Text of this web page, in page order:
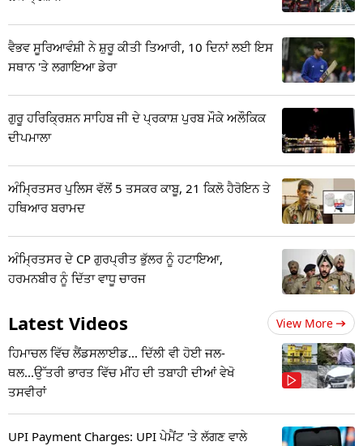
ਵੈਭਵ ਸੂਰਿਆਵੰਸ਼ੀ ਨੇ ਸ਼ੁਰੂ ਕੀਤੀ ਤਿਆਰੀ, 10 ਦਿਨਾਂ ਲਈ ਇਸ
ਸਥਾਨ 'ਤੇ ਲਗਾਇਆ ਡੇਰਾ
ਗੁਰੂ ਹਰਿਕ੍ਰਿਸ਼ਨ ਸਾਹਿਬ ਜੀ ਦੇ ਪ੍ਰਕਾਸ਼ ਪੁਰਬ ਮੌਕੇ ਅਲੌਕਿਕ
ਦੀਪਮਾਲਾ
ਅੰਮ੍ਰਿਤਸਰ ਪੁਲਿਸ ਵੱਲੋਂ 5 ਤਸਕਰ ਕਾਬੂ, 21 ਕਿਲੋ ਹੈਰੋਇਨ ਤੇ
ਹਥਿਆਰ ਬਰਾਮਦ
ਅੰਮ੍ਰਿਤਸਰ ਦੇ CP ਗੁਰਪ੍ਰੀਤ ਭੁੱਲਰ ਨੂੰ ਹਟਾਇਆ,
ਹਰਮਨਬੀਰ ਨੂੰ ਦਿੱਤਾ ਵਾਧੂ ਚਾਰਜ
Latest Videos View More
ਹਿਮਾਚਲ ਵਿੱਚ ਲੈਂਡਸਲਾਈਡ... ਦਿੱਲੀ ਵੀ ਹੋਈ ਜਲ-
ਥਲ...ਉੱਤਰੀ ਭਾਰਤ ਵਿੱਚ ਮੀਂਹ ਦੀ ਤਬਾਹੀ ਦੀਆਂ ਵੇਖੋ
ਤਸਵੀਰਾਂ
UPI Payment Charges: UPI ਪੇਮੈਂਟ 'ਤੇ ਲੱਗਣ ਵਾਲੇ